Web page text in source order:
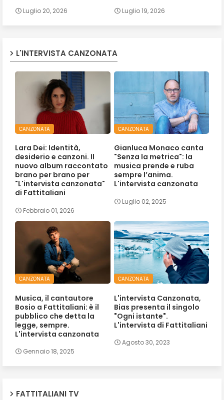
Luglio 20, 2026 Luglio 19, 2026
L'INTERVISTA CANZONATA
CANZONATA
Lara Dei: Identità,
desiderio e canzoni. Il
nuovo album raccontato
brano per brano per
"L'intervista canzonata"
di Fattitaliani
Febbraio 01, 2026
CANZONATA
Gianluca Monaco canta
"Senza la metrica": la
musica prende e ruba
sempre l’anima.
L'intervista canzonata
Luglio 02, 2025
CANZONATA
Musica, il cantautore
Bosio a Fattitaliani: è il
pubblico che detta la
legge, sempre.
L'intervista canzonata
Gennaio 18, 2025
CANZONATA
L'intervista Canzonata,
Bias presenta il singolo
"Ogni istante".
L'intervista di Fattitaliani
Agosto 30, 2023
FATTITALIANI TV